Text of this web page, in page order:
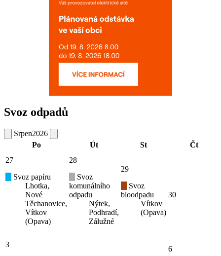
Svoz odpadů
Srpen2026
Po
Út St
Čt
27
Svoz papíru
Lhotka,
Nové
Těchanovice,
Vítkov
(Opava)
28
Svoz
komunálního
odpadu
Nýtek,
Podhradí,
Zálužné
29
Svoz
bioodpadu
Vítkov
(Opava)
30
3
6